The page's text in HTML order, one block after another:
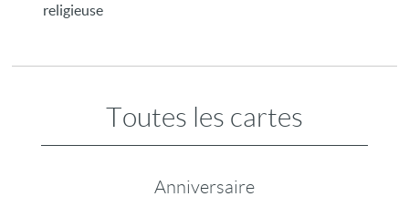
religieuse
Toutes les cartes
Anniversaire